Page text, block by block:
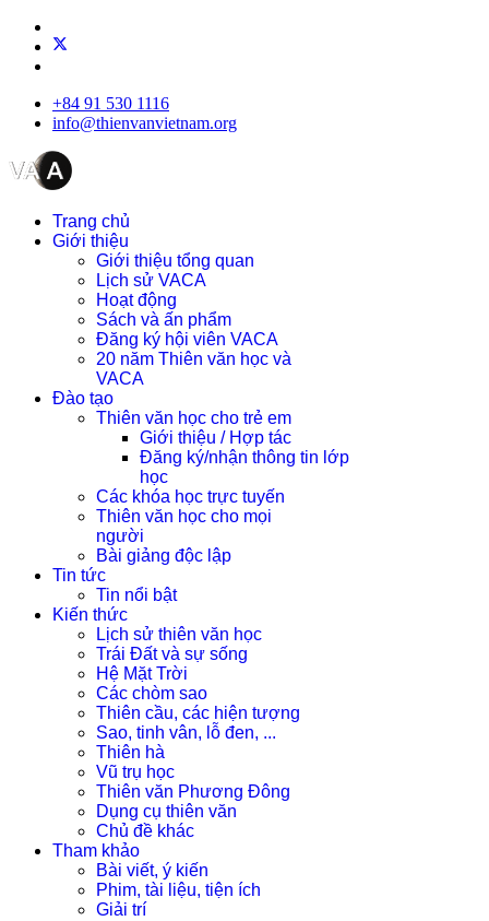
+84 91 530 1116
info@thienvanvietnam.org
Trang chủ
Giới thiệu
Giới thiệu tổng quan
Lịch sử VACA
Hoạt động
Sách và ấn phẩm
Đăng ký hội viên VACA
20 năm Thiên văn học và
VACA
Đào tạo
Thiên văn học cho trẻ em
Giới thiệu / Hợp tác
Đăng ký/nhận thông tin lớp
học
Các khóa học trực tuyến
Thiên văn học cho mọi
người
Bài giảng độc lập
Tin tức
Tin nổi bật
Kiến thức
Lịch sử thiên văn học
Trái Đất và sự sống
Hệ Mặt Trời
Các chòm sao
Thiên cầu, các hiện tượng
Sao, tinh vân, lỗ đen, ...
Thiên hà
Vũ trụ học
Thiên văn Phương Đông
Dụng cụ thiên văn
Chủ đề khác
Tham khảo
Bài viết, ý kiến
Phim, tài liệu, tiện ích
Giải trí